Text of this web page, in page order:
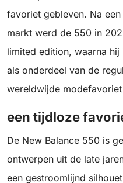
favoriet gebleven. Na
markt werd de 550 in
limited edition, waarna
als onderdeel van de
wereldwijde
een tijdloze
De New Balance 550 is
ontwerpen uit de late
een gestroomlijnd